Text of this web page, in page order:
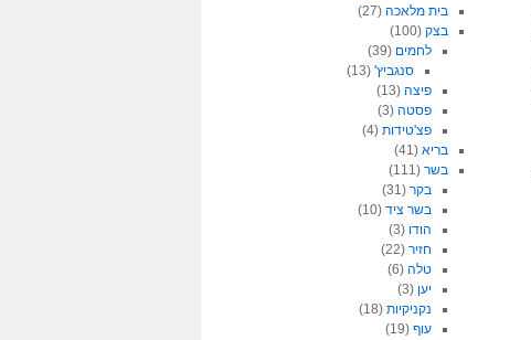
בית מלאכה(27)
בצק(100)
לחמים (39)
סנגביץ'(13)
פיצה (13)
פסטה (3)
פצ'טידות (4)
בריא(41)
בשר(111)
בקר (31)
בשר ציד (10)
הודו (3)
חזיר (22)
טלה (6)
יען (3)
נקניקיות (18)
עוף (19)